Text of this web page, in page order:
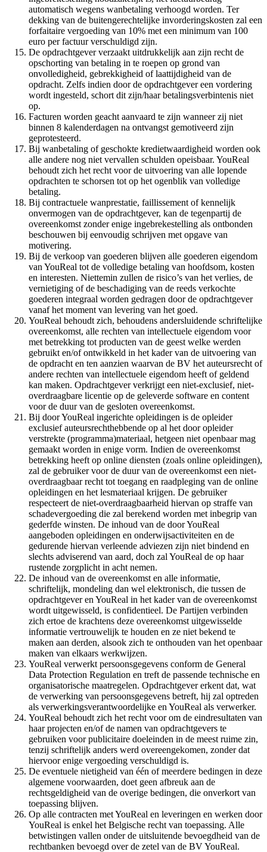
automatisch wegens wanbetaling verhoogd worden. Ter
dekking van de buitengerechtelijke invorderingskosten zal een
forfaitaire vergoeding van 10% met een minimum van 100
euro per factuur verschuldigd zijn.
De opdrachtgever verzaakt uitdrukkelijk aan zijn recht de
opschorting van betaling in te roepen op grond van
onvolledigheid, gebrekkigheid of laattijdigheid van de
opdracht. Zelfs indien door de opdrachtgever een vordering
wordt ingesteld, schort dit zijn/haar betalingsverbintenis niet
op.
Facturen worden geacht aanvaard te zijn wanneer zij niet
binnen 8 kalenderdagen na ontvangst gemotiveerd zijn
geprotesteerd.
Bij wanbetaling of geschokte kredietwaardigheid worden ook
alle andere nog niet vervallen schulden opeisbaar. YouReal
behoudt zich het recht voor de uitvoering van alle lopende
opdrachten te schorsen tot op het ogenblik van volledige
betaling.
Bij contractuele wanprestatie, faillissement of kennelijk
onvermogen van de opdrachtgever, kan de tegenpartij de
overeenkomst zonder enige ingebrekestelling als ontbonden
beschouwen bij eenvoudig schrijven met opgave van
motivering.
Bij de verkoop van goederen blijven alle goederen eigendom
van YouReal tot de volledige betaling van hoofdsom, kosten
en interesten. Niettemin zullen de risico’s van het verlies, de
vernietiging of de beschadiging van de reeds verkochte
goederen integraal worden gedragen door de opdrachtgever
vanaf het moment van levering van het goed.
YouReal behoudt zich, behoudens andersluidende schriftelijke
overeenkomst, alle rechten van intellectuele eigendom voor
met betrekking tot producten van de geest welke werden
gebruikt en/of ontwikkeld in het kader van de uitvoering van
de opdracht en ten aanzien waarvan de BV het auteursrecht of
andere rechten van intellectuele eigendom heeft of geldend
kan maken. Opdrachtgever verkrijgt een niet-exclusief, niet-
overdraagbare licentie op de geleverde software en content
voor de duur van de gesloten overeenkomst.
Bij door YouReal ingerichte opleidingen is de opleider
exclusief auteursrechthebbende op al het door opleider
verstrekte (programma)materiaal, hetgeen niet openbaar mag
gemaakt worden in enige vorm. Indien de overeenkomst
betrekking heeft op online diensten (zoals online opleidingen),
zal de gebruiker voor de duur van de overeenkomst een niet-
overdraagbaar recht tot toegang en raadpleging van de online
opleidingen en het lesmateriaal krijgen. De gebruiker
respecteert de niet-overdraagbaarheid hiervan op straffe van
schadevergoeding die zal berekend worden met inbegrip van
gederfde winsten. De inhoud van de door YouReal
aangeboden opleidingen en onderwijsactiviteiten en de
gedurende hiervan verleende adviezen zijn niet bindend en
slechts adviserend van aard, doch zal YouReal de op haar
rustende zorgplicht in acht nemen.
De inhoud van de overeenkomst en alle informatie,
schriftelijk, mondeling dan wel elektronisch, die tussen de
opdrachtgever en YouReal in het kader van de overeenkomst
wordt uitgewisseld, is confidentieel. De Partijen verbinden
zich ertoe de krachtens deze overeenkomst uitgewisselde
informatie vertrouwelijk te houden en ze niet bekend te
maken aan derden, alsook zich te onthouden van het openbaar
maken van elkaars werkwijzen.
YouReal verwerkt persoonsgegevens conform de General
Data Protection Regulation en treft de passende technische en
organisatorische maatregelen. Opdrachtgever erkent dat, wat
de verwerking van persoonsgegevens betreft, hij zal optreden
als verwerkingsverantwoordelijke en YouReal als verwerker.
YouReal behoudt zich het recht voor om de eindresultaten van
haar projecten en/of de namen van opdrachtgevers te
gebruiken voor publicitaire doeleinden in de meest ruime zin,
tenzij schriftelijk anders werd overeengekomen, zonder dat
hiervoor enige vergoeding verschuldigd is.
De eventuele nietigheid van één of meerdere bedingen in deze
algemene voorwaarden, doet geen afbreuk aan de
rechtsgeldigheid van de overige bedingen, die onverkort van
toepassing blijven.
Op alle contracten met YouReal en leveringen en werken door
YouReal is enkel het Belgische recht van toepassing. Alle
betwistingen vallen onder de uitsluitende bevoegdheid van de
rechtbanken bevoegd over de zetel van de BV YouReal.